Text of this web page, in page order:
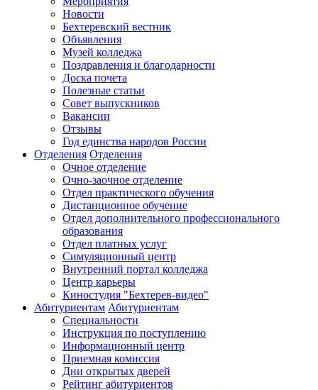
Новости
Бехтеревский вестник
Объявления
Музей колледжа
Поздравления и благодарности
Доска почета
Полезные статьи
Совет выпускников
Вакансии
Отзывы
Год единства народов России
Отделения Отделения
Очное отделение
Очно-заочное отделение
Отдел практического обучения
Дистанционное обучение
Отдел дополнительного профессионального
образования
Отдел платных услуг
Симуляционный центр
Внутренний портал колледжа
Центр карьеры
Киностудия "Бехтерев-видео"
Абитуриентам Абитуриентам
Специальности
Инструкция по поступлению
Информационный центр
Приемная комиссия
Дни открытых дверей
Рейтинг абитуриентов